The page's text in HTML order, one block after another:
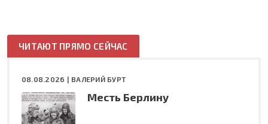
ЧИТАЮТ ПРЯМО СЕЙЧАС
08.08.2026 | ВАЛЕРИЙ БУРТ
Месть Берлину